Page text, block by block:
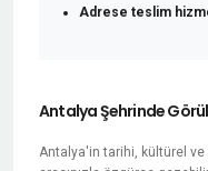
Adrese teslim
Antalya Şehrinde
Antalya'in tarihi, kültürel